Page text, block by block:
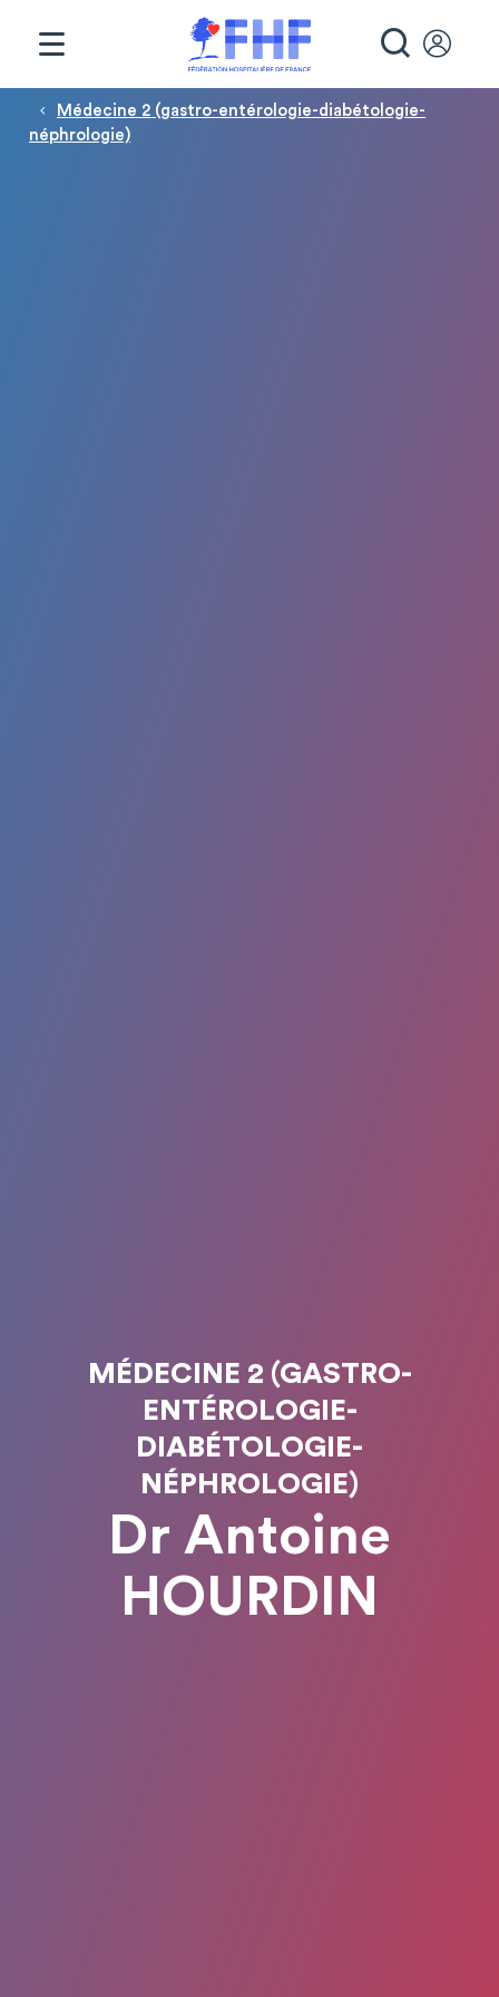
Fil d'Ariane
Médecine 2 (gastro-entérologie-diabétologie-
néphrologie)
MÉDECINE 2 (GASTRO-
ENTÉROLOGIE-
DIABÉTOLOGIE-
NÉPHROLOGIE)
Dr Antoine
HOURDIN
Panneau de gestion des cookies